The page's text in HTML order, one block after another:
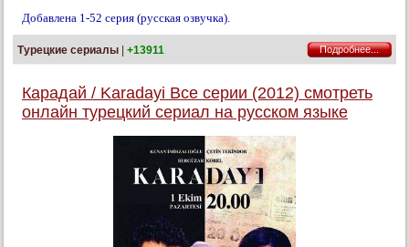
Добавлена 1-52 серия (русская озвучка).
Турецкие сериалы +13911 Подробнее...
Карадай / Karadayi Все серии (2012) смотреть
онлайн турецкий сериал на русском языке